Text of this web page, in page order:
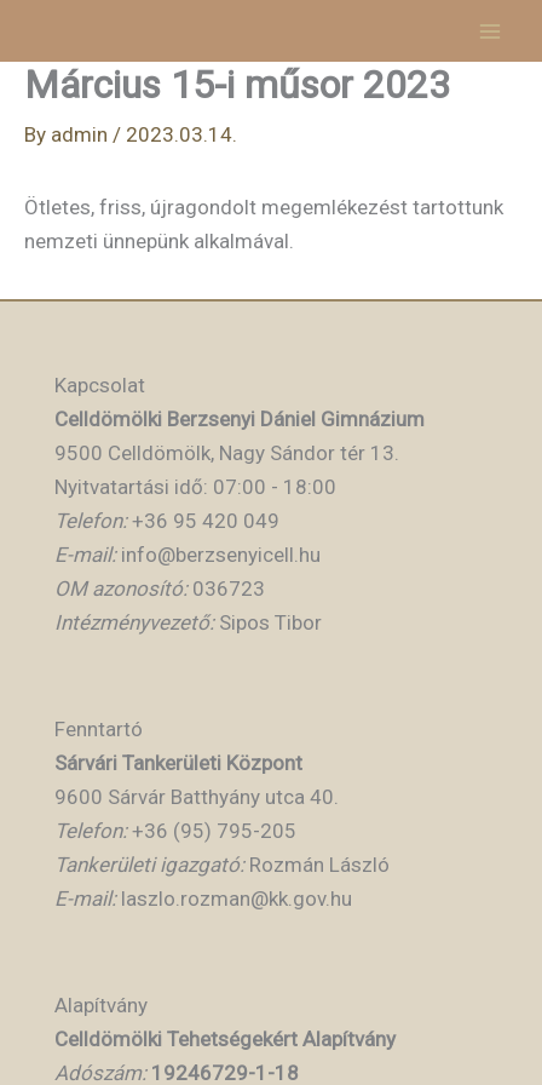
content
Március 15-i műsor 2023
By admin / 2023.03.14.
Ötletes, friss, újragondolt megemlékezést tartottunk
nemzeti ünnepünk alkalmával.
Kapcsolat
Celldömölki Berzsenyi Dániel Gimnázium
9500 Celldömölk, Nagy Sándor tér 13.
Nyitvatartási idő: 07:00 - 18:00
Telefon:+36 95 420 049
E-mail:info@berzsenyicell.hu
OM azonosító:036723
Intézményvezető:Sipos Tibor
Fenntartó
Sárvári Tankerületi Központ
9600 Sárvár Batthyány utca 40.
Telefon:+36 (95) 795-205
Tankerületi igazgató:Rozmán László
E-mail:laszlo.rozman@kk.gov.hu
Alapítvány
Celldömölki Tehetségekért Alapítvány
Adószám: 19246729-1-18